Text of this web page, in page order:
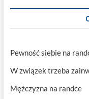
Pewność siebie na
W związek trzeba
Mężczyzna na randce